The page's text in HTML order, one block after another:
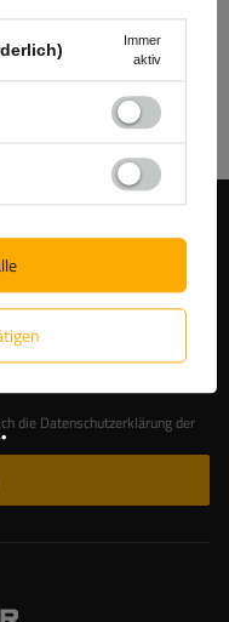
uns
um News und
der Website zur Kenntnis genommen habe
Immer
aktiv